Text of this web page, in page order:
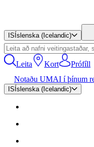
IS Íslenska (Icelandic)
Leita Kort
Prófíll
Notaðu UMAI í þínum
IS Íslenska (Icelandic)